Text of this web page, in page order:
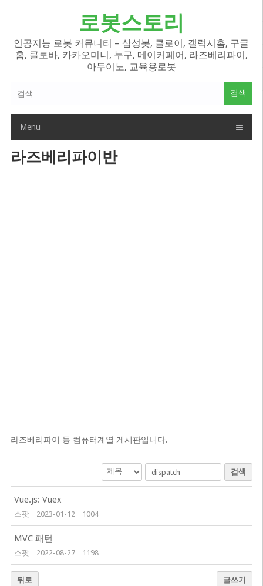
로봇스토리
인공지능 로봇 커뮤니티 – 삼성봇, 클로이, 갤럭시홈, 구글
홈, 클로바, 카카오미니, 누구, 메이커페어, 라즈베리파이,
아두이노, 교육용로봇
색
Menu
라즈베리파이반
라즈베리파이 등 컴퓨터계열 게시판입니다.
검색
Vue.js: Vuex
스팟 2023-01-12 1004
MVC 패턴
스팟 2022-08-27 1198
뒤로 글쓰기